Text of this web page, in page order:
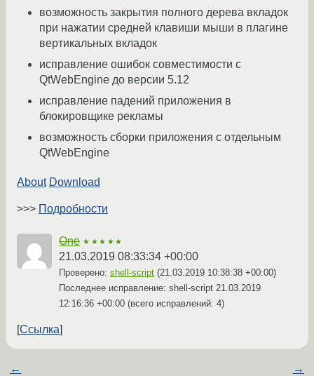
возможность закрытия полного дерева вкладок
при нажатии средней клавиши мыши в плагине
вертикальных вкладок
исправление ошибок совместимости с
QtWebEngine до версии 5.12
исправление падений приложения в
блокировщике рекламы
возможность сборки приложения с отдельным
QtWebEngine
About Download
>>> Подробности
One ★★★★★
21.03.2019 08:33:34 +00:00
Проверено: shell-script (21.03.2019 10:38:38 +00:00)
Последнее исправление: shell-script 21.03.2019
12:16:36 +00:00 (всего исправлений: 4)
Ссылка
← →